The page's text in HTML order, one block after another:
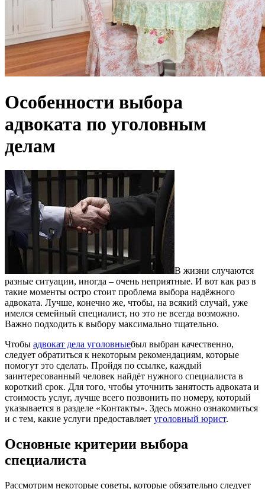
Особенности выбора
адвоката по уголовным
делам
В жизни случаются
разные ситуации, иногда – очень неприятные. И вот как раз в
такие моменты остро стоит проблема выбора надёжного
адвоката. Лучше, конечно же, чтобы, на всякий случай, уже
имелся семейный специалист, но это не всегда возможно.
Важно подходить к выбору максимально тщательно.
Чтобы адвокат дела уголовныебыл выбран качественно,
следует обратиться к некоторым рекомендациям, которые
помогут это сделать. Пройдя по ссылке, каждый
заинтересованный человек найдёт нужного специалиста в
короткий срок. Для того, чтобы уточнить занятость адвоката и
стоимость услуг, лучше всего позвонить по номеру, который
указывается в разделе «Контакты». Здесь можно ознакомиться
и с тем, какие услуги предоставляет уголовный юрист.
Основные критерии выбора
специалиста
Рассмотрим некоторые советы, которые обязательно следует